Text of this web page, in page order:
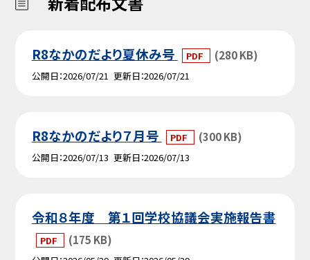
R8なかのだより夏休み号 PDF (280 KB)
公開日 2026/07/21 更新日 2026/07/21
R8なかのだより７月号 PDF (300 KB)
公開日 2026/07/13 更新日 2026/07/13
令和８年度 第１回学校協議会実施報告書
PDF (175 KB)